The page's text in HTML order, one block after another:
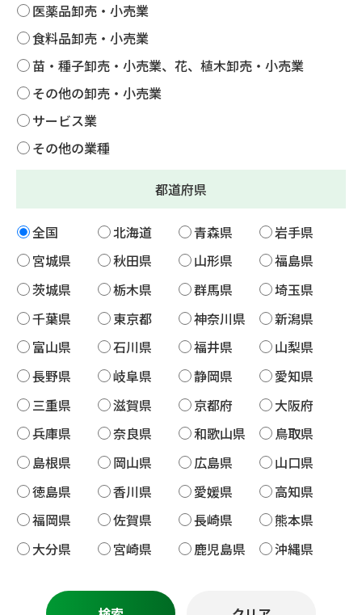
医薬品卸売・小売業
食料品卸売・小売業
苗・種子卸売・小売業、花、植木卸売・小売業
その他の卸売・小売業
サービス業
その他の業種
都道府県
全国 北海道 青森県
岩手県
宮城県
秋田県 山形県
福島県
茨城県
栃木県 群馬県
埼玉県
千葉県
東京都 神奈川県
新潟県
富山県
石川県 福井県
山梨県
長野県
岐阜県 静岡県
愛知県
三重県
滋賀県 京都府
大阪府
兵庫県
奈良県 和歌山県
鳥取県
島根県
岡山県 広島県
山口県
徳島県
香川県 愛媛県
高知県
福岡県
佐賀県 長崎県
熊本県
大分県
宮崎県 鹿児島県 沖縄県